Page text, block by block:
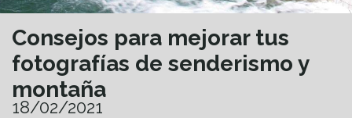
Consejos para mejorar tus
fotografías de senderismo y
montaña
18/02/2021